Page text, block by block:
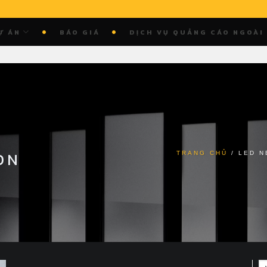
ÁN BÁO GIÁ DỊCH VỤ QUẢNG CÁO
TRANG CHỦ / LED